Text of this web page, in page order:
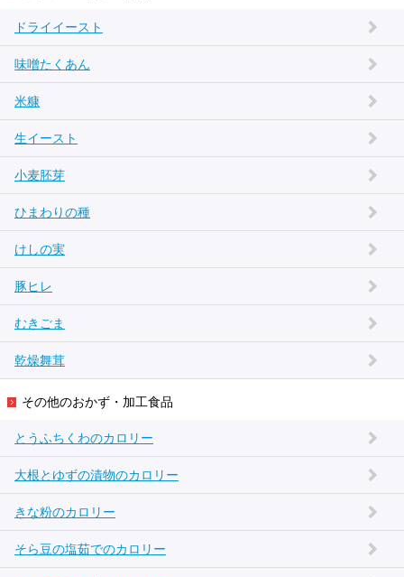
ドライイースト
味噌たくあん
米糠
生イースト
小麦胚芽
ひまわりの種
けしの実
豚ヒレ
むきごま
乾燥舞茸
その他のおかず・加工食品
とうふちくわのカロリー
大根とゆずの漬物のカロリー
きな粉のカロリー
そら豆の塩茹でのカロリー